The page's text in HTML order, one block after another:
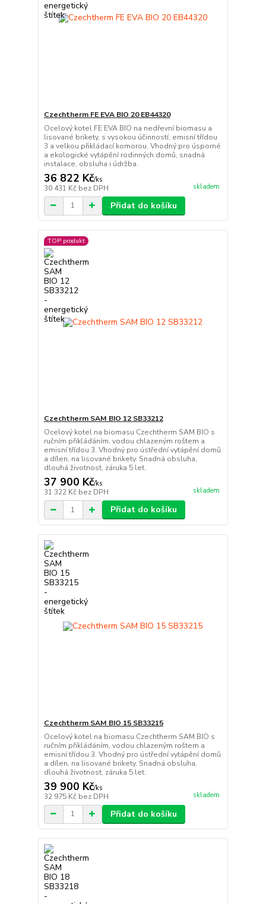
Czechtherm FE EVA BIO 20 EB44320
Ocelový kotel FE EVA BIO na nedřevní biomasu a
lisované brikety, s vysokou účinností, emisní třídou
3 a velkou přikládací komorou. Vhodný pro úsporné
a ekologické vytápění rodinných domů, snadná
instalace, obsluha i údržba.
36 822 Kč/ks
30 431 Kč bez DPH skladem
Přidat do košíku
TOP produkt
Czechtherm SAM BIO 12 SB33212
Ocelový kotel na biomasu Czechtherm SAM BIO s
ručním přikládáním, vodou chlazeným roštem a
emisní třídou 3. Vhodný pro ústřední vytápění domů
a dílen, na lisované brikety. Snadná obsluha,
dlouhá životnost, záruka 5 let.
37 900 Kč/ks
31 322 Kč bez DPH skladem
Přidat do košíku
Czechtherm SAM BIO 15 SB33215
Ocelový kotel na biomasu Czechtherm SAM BIO s
ručním přikládáním, vodou chlazeným roštem a
emisní třídou 3. Vhodný pro ústřední vytápění domů
a dílen, na lisované brikety. Snadná obsluha,
dlouhá životnost, záruka 5 let.
39 900 Kč/ks
32 975 Kč bez DPH skladem
Přidat do košíku